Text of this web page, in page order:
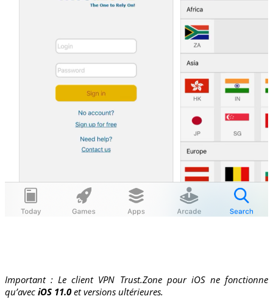
Important : Le client VPN Trust.Zone pour iOS ne fonctionne
qu’avec iOS 11.0et versions ultérieures.